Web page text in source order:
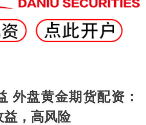
外盘黄金期货配资：
益，高风险